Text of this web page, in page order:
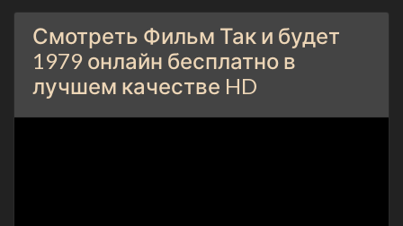
Смотреть Фильм Так и будет
1979 онлайн бесплатно в
лучшем качестве HD